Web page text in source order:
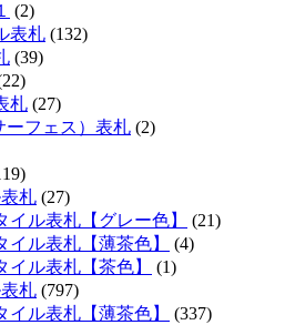
(2)
表札 (132)
(39)
札 (27)
ーフェス）表札 (2)
札 (27)
イル表札【グレー色】
(21)
イル表札【薄茶色】
(4)
イル表札【茶色】
(1)
札 (797)
イル表札【薄茶色】
(337)